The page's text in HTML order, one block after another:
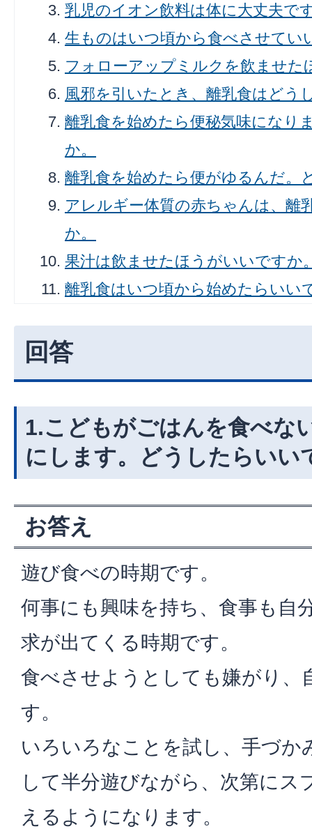
乳児のイオン飲料は体に大丈夫で
生ものはいつ頃から食べさせてい
フォローアップミルクを飲ませた
風邪を引いたとき、離乳食はどう
離乳食を始めたら便秘気味になり
か。
離乳食を始めたら便がゆるんだ。
アレルギー体質の赤ちゃんは、離
か。
果汁は飲ませたほうがいいですか
離乳食はいつ頃から始めたらいい
回答
1.こどもがごはんを食べな
にします。どうしたらいい
お答え
遊び食べの時期です。
何事にも興味を持ち、食事も自
求が出てくる時期です。
食べさせようとしても嫌がり、
す。
いろいろなことを試し、手づか
して半分遊びながら、次第にス
えるようになります。